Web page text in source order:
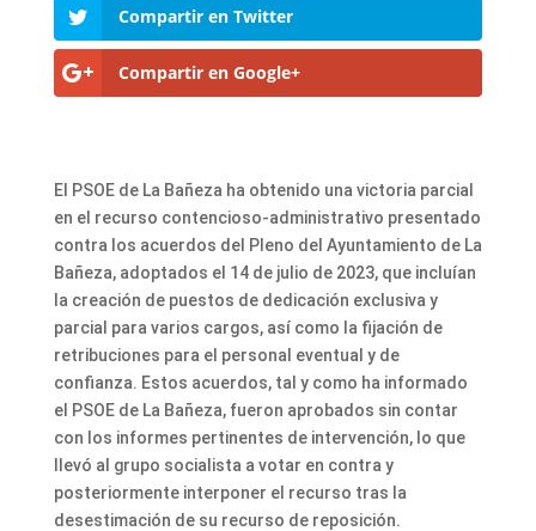
Compartir en Twitter
Compartir en Google+
El PSOE de La Bañeza ha obtenido una victoria parcial
en el recurso contencioso-administrativo presentado
contra los acuerdos del Pleno del Ayuntamiento de La
Bañeza, adoptados el 14 de julio de 2023, que incluían
la creación de puestos de dedicación exclusiva y
parcial para varios cargos, así como la fijación de
retribuciones para el personal eventual y de
confianza. Estos acuerdos, tal y como ha informado
el PSOE de La Bañeza, fueron aprobados sin contar
con los informes pertinentes de intervención, lo que
llevó al grupo socialista a votar en contra y
posteriormente interponer el recurso tras la
desestimación de su recurso de reposición.